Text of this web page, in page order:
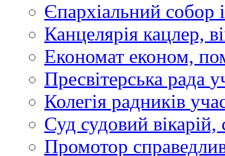
Єпархіальний собор
Канцелярія кацлер,
Економат економ,
Пресвітерська рада
Колегія радників
Суд судовий вікарій,
Промотор